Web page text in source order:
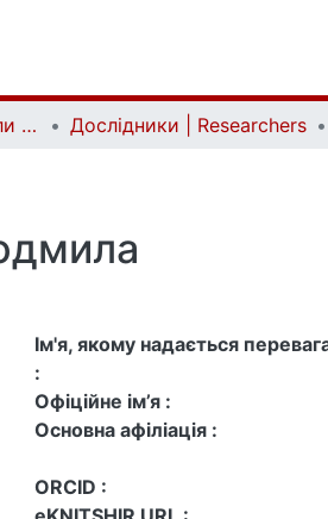
Структурні підрозділи Київського національного університету імені Тараса Шевченка та Організації | Faculties, Institutes and Departments of Taras Shevchenko National University of Kyiv and Organizations Дослідники | Researchers
Ім'я, якому надається
:
Офіційне ім’я :
Основна афіліація :
ORCID :